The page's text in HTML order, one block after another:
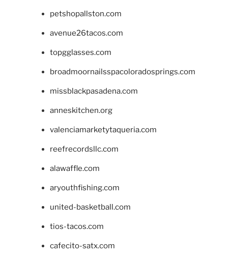
petshopallston.com
avenue26tacos.com
topgglasses.com
broadmoornailsspacoloradosprings.com
missblackpasadena.com
anneskitchen.org
valenciamarketytaqueria.com
reefrecordsllc.com
alawaffle.com
aryouthfishing.com
united-basketball.com
tios-tacos.com
cafecito-satx.com